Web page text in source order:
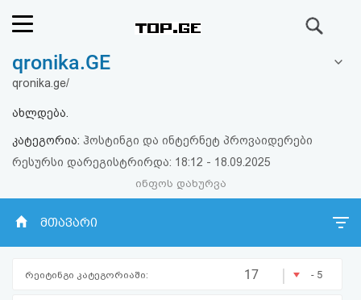
რეიტინგი
ფოსტა
პასუხი
qronika.GE
qronika.ge/
ახლდება.
კატეგორია: ჰოსტინგი და ინტერნეტ პროვაიდერები
რესურსი დარეგისტრირდა: 18:12 - 18.09.2025
ინფოს დახურვა
მთავარი
რეიტინგი კატეგორიაში: 17 | - 5